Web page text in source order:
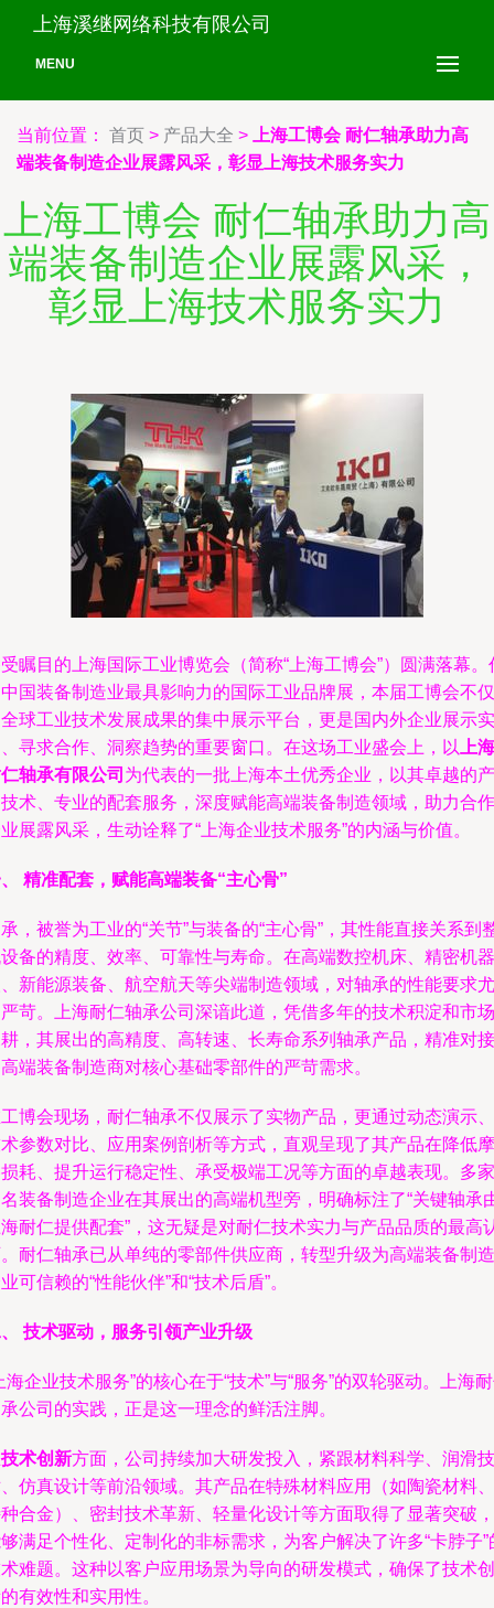
上海溪继网络科技有限公司
MENU
当前位置： 首页 > 产品大全 >
上海工博会 耐仁轴承助力高
端装备制造企业展露风采，彰显上海技术服务实力
上海工博会 耐仁轴承助力高
端装备制造企业展露风采，
彰显上海技术服务实力
瞩目的上海国际工业博览会（简称“上海工博会”）圆满落幕。
国装备制造业最具影响力的国际工业品牌展，本届工博会不仅
球工业技术发展成果的集中展示平台，更是国内外企业展示实
寻求合作、洞察趋势的重要窗口。在这场工业盛会上，以
上海
轴承有限公司 为代表的一批上海本土优秀企业，以其卓越的产
术、专业的配套服务，深度赋能高端装备制造领域，助力合作
展露风采，生动诠释了“上海企业技术服务”的内涵与价值。
精准配套，赋能高端装备“主心骨”
，被誉为工业的“关节”与装备的“主心骨”，其性能直接关系到
备的精度、效率、可靠性与寿命。在高端数控机床、精密机器
新能源装备、航空航天等尖端制造领域，对轴承的性能要求尤
苛。上海耐仁轴承公司深谙此道，凭借多年的技术积淀和市场
，其展出的高精度、高转速、长寿命系列轴承产品，精准对接
端装备制造商对核心基础零部件的严苛需求。
博会现场，耐仁轴承不仅展示了实物产品，更通过动态演示、
参数对比、应用案例剖析等方式，直观呈现了其产品在降低摩
耗、提升运行稳定性、承受极端工况等方面的卓越表现。多家
装备制造企业在其展出的高端机型旁，明确标注了“关键轴承
耐仁提供配套”，这无疑是对耐仁技术实力与产品品质的最高
耐仁轴承已从单纯的零部件供应商，转型升级为高端装备制造
可信赖的“性能伙伴”和“技术后盾”。
技术驱动，服务引领产业升级
海企业技术服务”的核心在于“技术”与“服务”的双轮驱动。上海
公司的实践，正是这一理念的鲜活注脚。
技术创新方面，公司持续加大研发投入，紧跟材料科学、润滑技
仿真设计等前沿领域。其产品在特殊材料应用（如陶瓷材料、
合金）、密封技术革新、轻量化设计等方面取得了显著突破，
满足个性化、定制化的非标需求，为客户解决了许多“卡脖子”
难题。这种以客户应用场景为导向的研发模式，确保了技术创
有效性和实用性。